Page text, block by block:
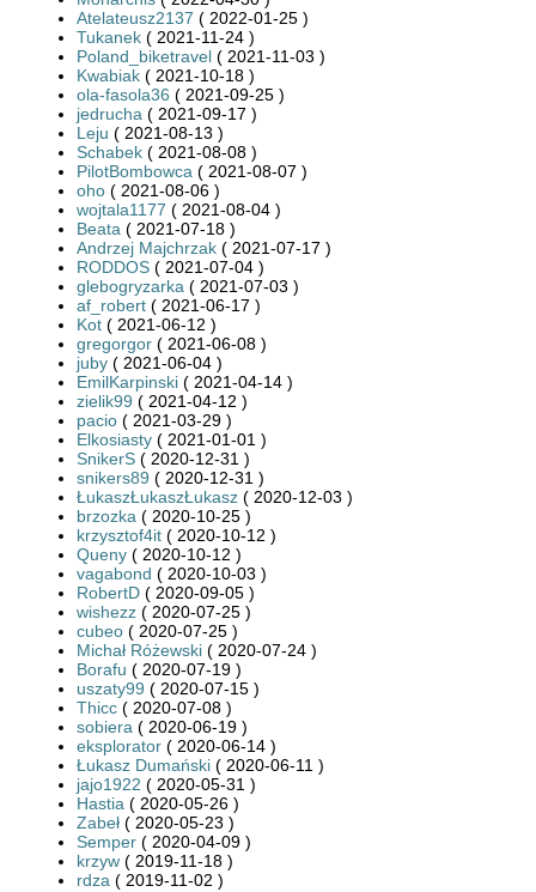
Atelateusz2137 ( 2022-01-25 )
Tukanek ( 2021-11-24 )
Poland_biketravel ( 2021-11-03 )
Kwabiak ( 2021-10-18 )
ola-fasola36 ( 2021-09-25 )
jedrucha ( 2021-09-17 )
Leju ( 2021-08-13 )
Schabek ( 2021-08-08 )
PilotBombowca ( 2021-08-07 )
oho ( 2021-08-06 )
wojtala1177 ( 2021-08-04 )
Beata ( 2021-07-18 )
Andrzej Majchrzak ( 2021-07-17 )
RODDOS ( 2021-07-04 )
glebogryzarka ( 2021-07-03 )
af_robert ( 2021-06-17 )
Kot ( 2021-06-12 )
gregorgor ( 2021-06-08 )
juby ( 2021-06-04 )
EmilKarpinski ( 2021-04-14 )
zielik99 ( 2021-04-12 )
pacio ( 2021-03-29 )
Elkosiasty ( 2021-01-01 )
SnikerS ( 2020-12-31 )
snikers89 ( 2020-12-31 )
ŁukaszŁukaszŁukasz ( 2020-12-03 )
brzozka ( 2020-10-25 )
krzysztof4it ( 2020-10-12 )
Queny ( 2020-10-12 )
vagabond ( 2020-10-03 )
RobertD ( 2020-09-05 )
wishezz ( 2020-07-25 )
cubeo ( 2020-07-25 )
Michał Różewski ( 2020-07-24 )
Borafu ( 2020-07-19 )
uszaty99 ( 2020-07-15 )
Thicc ( 2020-07-08 )
sobiera ( 2020-06-19 )
eksplorator ( 2020-06-14 )
Łukasz Dumański ( 2020-06-11 )
jajo1922 ( 2020-05-31 )
Hastia ( 2020-05-26 )
Zabeł ( 2020-05-23 )
Semper ( 2020-04-09 )
krzyw ( 2019-11-18 )
rdza ( 2019-11-02 )